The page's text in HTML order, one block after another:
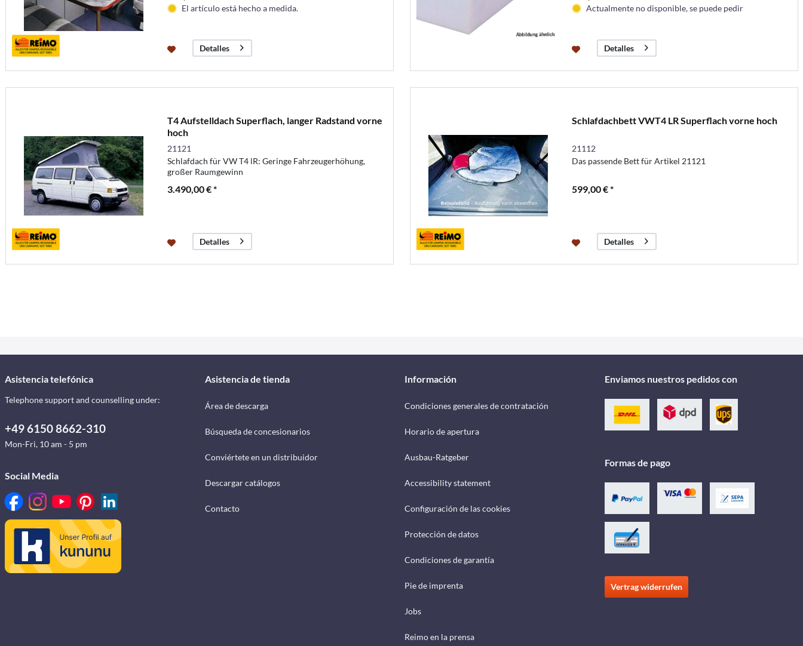
El artículo está hecho a medida.
Detalles
Actualmente no disponible, se puede pedir
Detalles
T4 Aufstelldach Superflach, langer Radstand vorne
hoch
21121
Schlafdach für VW T4 lR: Geringe Fahrzeugerhöhung,
großer Raumgewinn
3.490,00 € *
Detalles
Schlafdachbett VWT4 LR Superflach vorne hoch
21112
Das passende Bett für Artikel 21121
599,00 € *
Detalles
Asistencia telefónica
Telephone support and counselling under:
+49 6150 8662-310
Mon-Fri, 10 am - 5 pm
Social Media
Asistencia de tienda
Área de descarga
Búsqueda de concesionarios
Conviértete en un distribuidor
Descargar catálogos
Contacto
Información
Condiciones generales de contratación
Horario de apertura
Ausbau-Ratgeber
Accessibility statement
Configuración de las cookies
Protección de datos
Condiciones de garantía
Pie de imprenta
Jobs
Reimo en la prensa
Enviamos nuestros pedidos con
Formas de pago
Vertrag widerrufen